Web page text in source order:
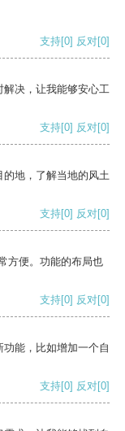
支持[0] 反对[0]
决，让我能够安心工
支持[0] 反对[0]
地，了解当地的风土
支持[0] 反对[0]
方便。功能的布局也
支持[0] 反对[0]
能，比如增加一个自
支持[0] 反对[0]